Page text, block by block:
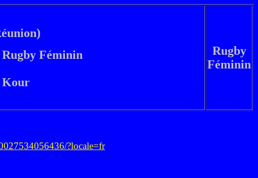
Féminin
Kour
Rugby
Féminin
?locale=fr